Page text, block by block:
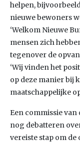
helpen,
nieuwe bewoners
‘Welkom Nieuwe
mensen zich
tegenover de
‘Wij vinden het
op deze manier bij
maatschappelijke
Een commissie
nog debatteren
vereiste stap om